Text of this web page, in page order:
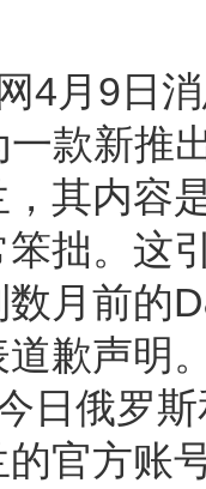
月9日消
一款新推
其内容
拙。这
月前的
歉声明。
俄罗斯
官方账